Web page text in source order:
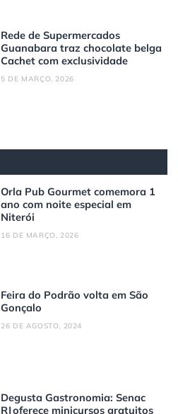
Rede de Supermercados
Guanabara traz chocolate belga
Cachet com exclusividade
5 DE MARÇO, 2026
Orla Pub Gourmet comemora 1
ano com noite especial em
Niterói
16 DE MARÇO, 2026
Feira do Podrão volta em São
Gonçalo
26 DE AGOSTO, 2024
Degusta Gastronomia: Senac
RJ oferece minicursos gratuitos